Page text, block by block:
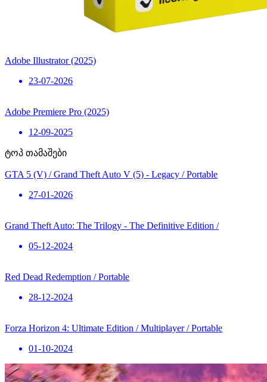
Adobe Illustrator (2025)
23-07-2026
Adobe Premiere Pro (2025)
12-09-2025
ტოპ თამაშები
GTA 5 (V) / Grand Theft Auto V (5) - Legacy / Portable
27-01-2026
Grand Theft Auto: The Trilogy - The Definitive Edition /
05-12-2024
Red Dead Redemption / Portable
28-12-2024
Forza Horizon 4: Ultimate Edition / Multiplayer / Portable
01-10-2024